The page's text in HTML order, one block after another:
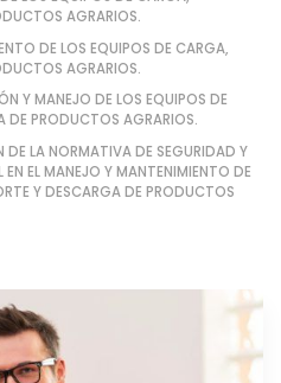
AGRARIOS.
DE LOS EQUIPOS DE CARGA,
AGRARIOS.
Y MANEJO DE LOS EQUIPOS DE
DE PRODUCTOS AGRARIOS.
LA NORMATIVA DE SEGURIDAD Y
EL MANEJO Y MANTENIMIENTO DE
Y DESCARGA DE PRODUCTOS